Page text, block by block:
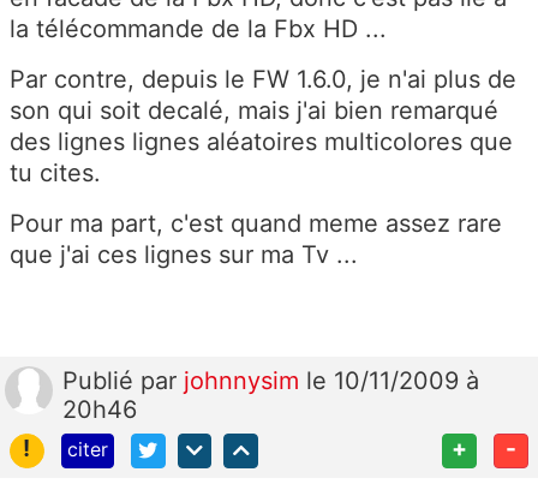
la télécommande de la Fbx HD ...
Par contre, depuis le FW 1.6.0, je n'ai plus de
son qui soit decalé, mais j'ai bien remarqué
des lignes lignes aléatoires multicolores que
tu cites.
Pour ma part, c'est quand meme assez rare
que j'ai ces lignes sur ma Tv ...
Publié par johnnysim le 10/11/2009 à
20h46
!
citer + -